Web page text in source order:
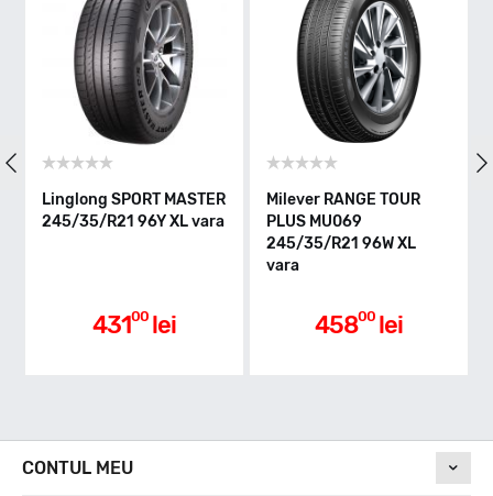
Indice greutate
Clasa de eficienta
C
Linglong SPORT MASTER
245/35/R21 96Y XL vara
43100 lei
Milever RANGE TOUR
PLUS MU069
245/35/R21 96W XL
vara
45800 lei
CONTUL MEU